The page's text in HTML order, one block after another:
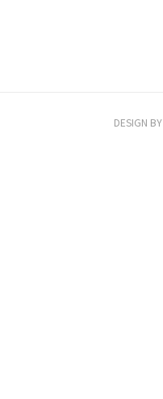
DESIGN BY